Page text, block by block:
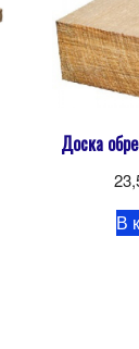
Доска
В